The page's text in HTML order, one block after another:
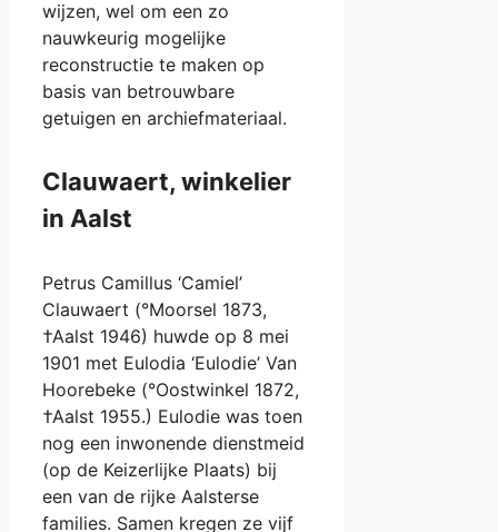
wijzen, wel om een zo
nauwkeurig mogelijke
reconstructie te maken op
basis van betrouwbare
getuigen en archiefmateriaal.
Clauwaert, winkelier
in Aalst
Petrus Camillus ‘Camiel’
Clauwaert (°Moorsel 1873,
†Aalst 1946) huwde op 8 mei
1901 met Eulodia ‘Eulodie’ Van
Hoorebeke (°Oostwinkel 1872,
†Aalst 1955.) Eulodie was toen
nog een inwonende dienstmeid
(op de Keizerlijke Plaats) bij
een van de rijke Aalsterse
families. Samen kregen ze vijf